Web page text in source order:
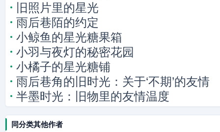
旧照片里的星光
雨后巷陌的约定
小鲸鱼的星光糖果箱
小羽与夜灯的秘密花园
小橘子的星光糖铺
雨后巷角的旧时光：关于‘不期’的友情
半墨时光：旧物里的友情温度
同分类其他作者